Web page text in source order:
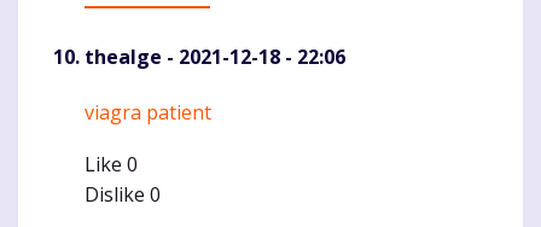
thealge - 2021-12-18 - 22:06
Komentaras
viagra patient
Like 0
Dislike 0